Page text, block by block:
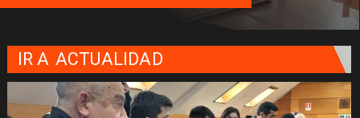
IR A ACTUALIDAD